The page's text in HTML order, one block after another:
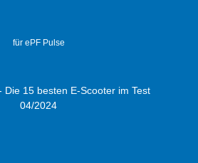
für ePF Pulse